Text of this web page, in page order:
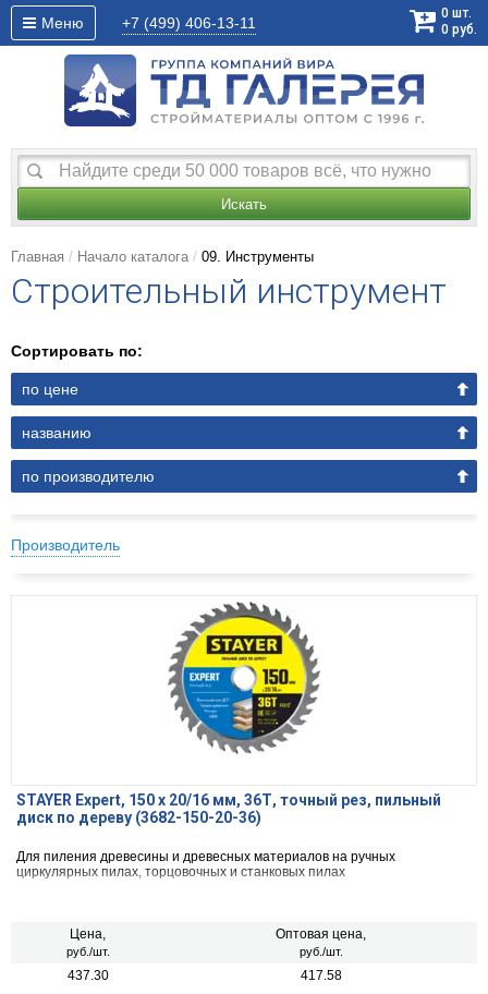
Меню +7 (499) 406-13-11
0 шт.
0 руб.
Искать
Главная Начало каталога 09. Инструменты
Строительный инструмент
Сортировать по:
по цене
названию
по производителю
Производитель
STAYER Expert, 150 x 20/16 мм, 36Т, точный рез, пильный
диск по дереву (3682-150-20-36)
Для пиления древесины и древесных материалов на ручных
циркулярных пилах, торцовочных и станковых пилах
Цена,
руб./шт.
Оптовая цена,
руб./шт.
437.30 417.58